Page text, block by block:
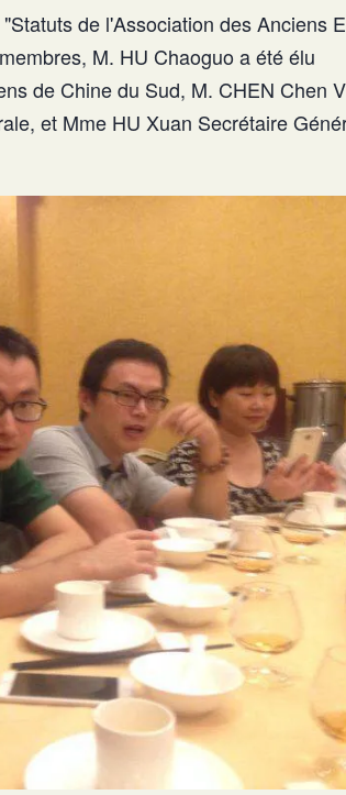
de l'Association des Anciens
M. HU Chaoguo a été élu
de Chine du Sud, M. CHEN Chen
et Mme HU Xuan Secrétaire